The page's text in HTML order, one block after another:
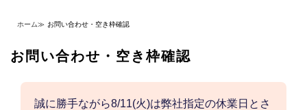
ホーム≫ お問い合わせ・空き枠確認
お問い合わせ・空き枠確認
誠に勝手ながら8/11(火)は弊社指定の休業日とさ